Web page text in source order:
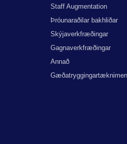
Staff Augmentation
Þróunaraðilar bakhliðar
Skýjaverkfræðingar
Gagnaverkfræðingar
Annað